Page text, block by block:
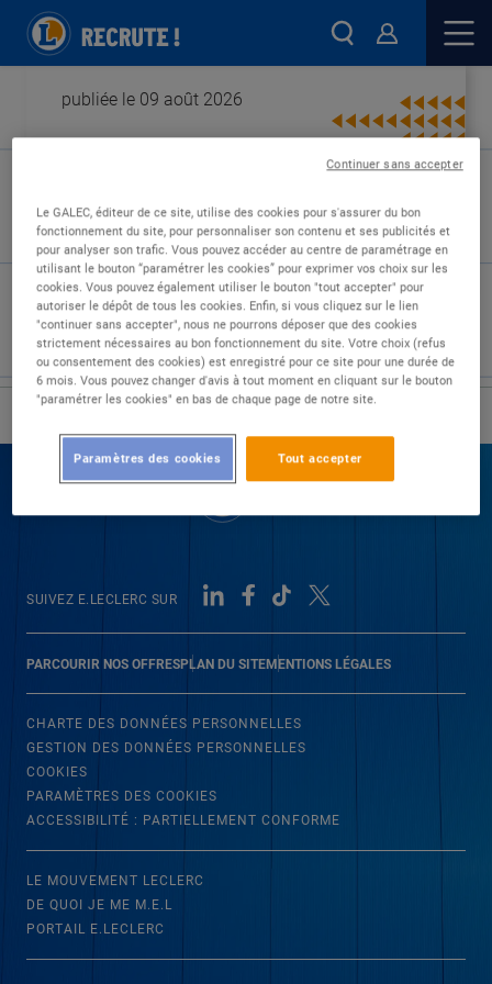
publiée le 09 août 2026
Type de contrat :
Expérience :
Études :
PARCOURIR NOS OFFRESPLAN DU SITEMENTIONS LÉGALES
SUIVEZ E.LECLERC SUR
CHARTE DES DONNÉES PERSONNELLES
GESTION DES DONNÉES PERSONNELLES
COOKIES
PARAMÈTRES DES COOKIES
ACCESSIBILITÉ : PARTIELLEMENT CONFORME
LE MOUVEMENT LECLERC
DE QUOI JE ME M.E.L
PORTAIL E.LECLERC
Le GALEC, éditeur de ce site, utilise des cookies pour s'assurer du bon
fonctionnement du site, pour personnaliser son contenu et ses publicités et
pour analyser son trafic. Vous pouvez accéder au centre de paramétrage en
utilisant le bouton “paramétrer les cookies” pour exprimer vos choix sur les
cookies. Vous pouvez également utiliser le bouton "tout accepter" pour
autoriser le dépôt de tous les cookies. Enfin, si vous cliquez sur le lien
"continuer sans accepter", nous ne pourrons déposer que des cookies
strictement nécessaires au bon fonctionnement du site. Votre choix (refus
ou consentement des cookies) est enregistré pour ce site pour une durée de
6 mois. Vous pouvez changer d'avis à tout moment en cliquant sur le bouton
"paramétrer les cookies" en bas de chaque page de notre site.
Tout accepter
Paramètres des cookies
Continuer sans accepter